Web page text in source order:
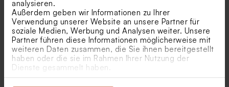
analysieren.
Außerdem geben wir Informationen zu Ihrer
Verwendung unserer Website an unsere Partner für
soziale Medien, Werbung und Analysen weiter. Unsere
Partner führen diese Informationen möglicherweise mit
weiteren Daten zusammen, die Sie ihnen bereitgestellt
haben oder die sie im Rahmen Ihrer Nutzung der
Dienste gesammelt haben.